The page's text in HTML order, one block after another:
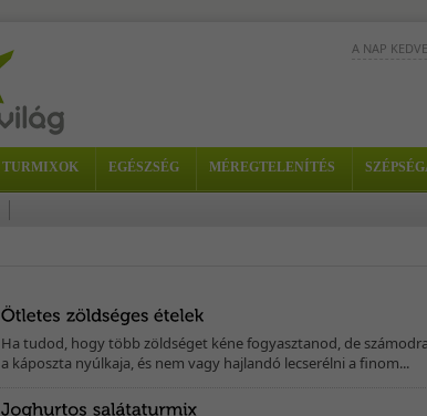
A NAP
TURMIXOK EGÉSZSÉG MÉREGTELENÍTÉS
Ha tudod, hogy több zöldséget kéne fogyasztanod, de
a káposzta nyúlkaja, és nem vagy hajlandó lecserélni a finom...